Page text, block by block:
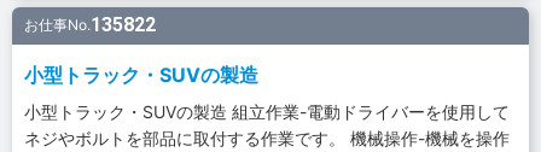
お仕事No.135822
小型トラック・SUVの製造
小型トラック・SUVの製造 組立作業-電動ドライバーを使用して
ネジやボルトを部品に取付する作業です。 機械操作-機械を操作